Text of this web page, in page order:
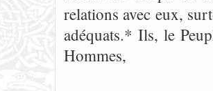
relations avec eux,
adéquats.* Ils, le
Hommes,